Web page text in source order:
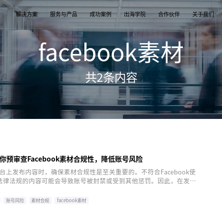
解决方案 服务与产品 成功案例 出海学院 合作伙伴 关于我们
TikTok Shop
从商店创建，到策划广告投放和达人营销利用创
意和达人实现TikTok爆炸性增长
独立站
用个性化独立站高效承接兴趣流量跑通从拉新
复购的私域增长飞轮
出海培训
TikTok Shop课程 | 独立站课程 | 亚马逊课程
开店/建站
TikTok Shop开店 | Shopify建站 | 亚马逊开店
达人营销 媒介采买
品牌介绍
飞书逸途，成长型跨境电商运营解决方案
品牌新闻
公司及品牌最新业务发展动态
行业报告
facebook素材
共2条内容
预审查Facebook素材合规性，降低账号风险
上发布内容时，确保素材合规性是至关重要的。不符合Facebook使
律法规的内容可能会导致账号被封禁或受到其他惩罚。因此，在发布
规范。
账号风险 素材合规 facebook素材